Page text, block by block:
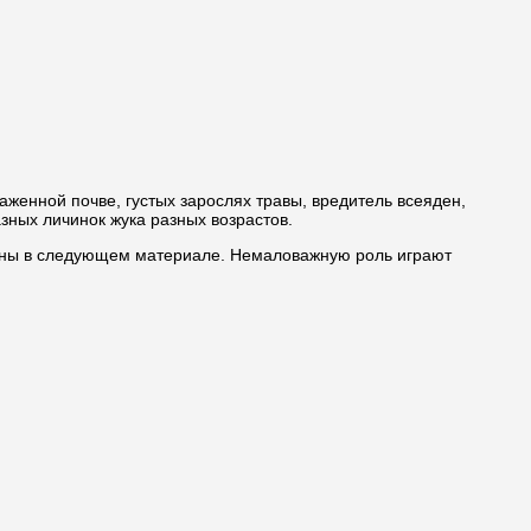
почве, густых зарослях травы, вредитель всеяден,
личинок жука разных возрастов.
в следующем материале. Немаловажную роль играют